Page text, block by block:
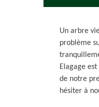
Un arbre
problème
Elagage
de notre
hésiter à